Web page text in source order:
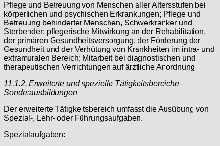
Pflege und Betreuung von Menschen aller Altersstufen bei
körperlichen und psychischen Erkrankungen; Pflege und
Betreuung behinderter Menschen, Schwerkranker und
Sterbender; pflegerische Mitwirkung an der Rehabilitation,
der primären Gesundheitsversorgung, der Förderung der
Gesundheit und der Verhütung von Krankheiten im intra- und
extramuralen Bereich; Mitarbeit bei diagnostischen und
therapeutischen Verrichtungen auf ärztliche Anordnung
11.1.2. Erweiterte und spezielle Tätigkeitsbereiche –
Sonderausbildungen
Der erweiterte Tätigkeitsbereich umfasst die Ausübung von
Spezial-, Lehr- oder Führungsaufgaben.
Spezialaufgaben: